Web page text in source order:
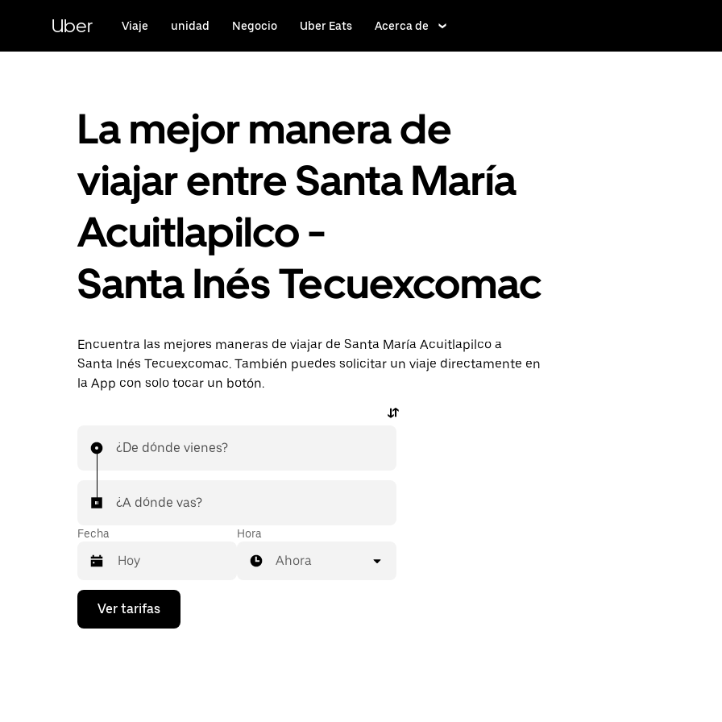
contenido
principal
Uber Viaje unidad Negocio Uber Eats Acerca de
La mejor manera de
viajar entre Santa María
Acuitlapilco -
Santa Inés Tecuexcomac
Encuentra las mejores maneras de viajar de Santa María Acuitlapilco a
Santa Inés Tecuexcomac. También puedes solicitar un viaje directamente en
la App con solo tocar un botón.
¿De dónde vienes?
¿A dónde vas?
Fecha
Presiona
flecha
Hora
Ahora
Ver tarifas